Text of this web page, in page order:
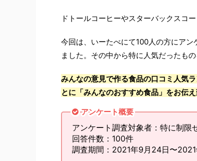
ドトールコーヒーやスターバックスコ
今回は、いーたべにて100人の方にアン
ました。その中から特に人気だったも
みんなの意見で作る食品の口コミ人気
とに「みんなのおすすめ食品」をお伝え
アンケート概要
アンケート調査対象者：特に制限
回答件数：100件
調査期間：2021年9月24日〜